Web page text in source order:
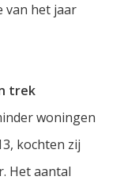
van het jaar
trek
woningen
kochten zij
Het aantal